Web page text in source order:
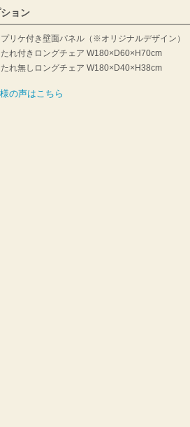
ョン
リケ付き壁面パネル（※オリジナルデザイン）
れ付きロングチェア W180×D60×H70cm
れ無しロングチェア W180×D40×H38cm
の声はこちら